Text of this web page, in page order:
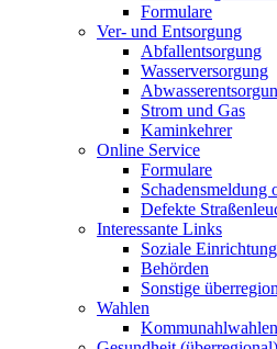
Formulare
Ver- und Entsorgung
Abfallentsorgung
Wasserversorgung
Strom und Gas
Kaminkehrer
Online Service
Formulare
Schadensmeldung
Defekte
Interessante Links
Soziale
Behörden
Sonstige
Wahlen